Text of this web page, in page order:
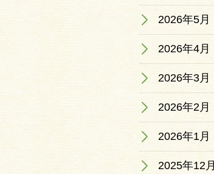
2026年5月
2026年4月
2026年3月
2026年2月
2026年1月
2025年12月